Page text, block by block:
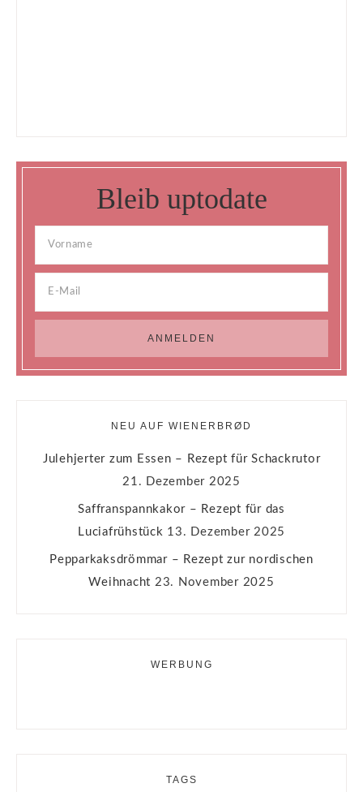
Bleib uptodate
NEU AUF WIENERBRØD
Julehjerter zum Essen – Rezept für Schackrutor
21. Dezember 2025
Saffranspannkakor – Rezept für das
Luciafrühstück 13. Dezember 2025
Pepparkaksdrömmar – Rezept zur nordischen
Weihnacht 23. November 2025
WERBUNG
TAGS